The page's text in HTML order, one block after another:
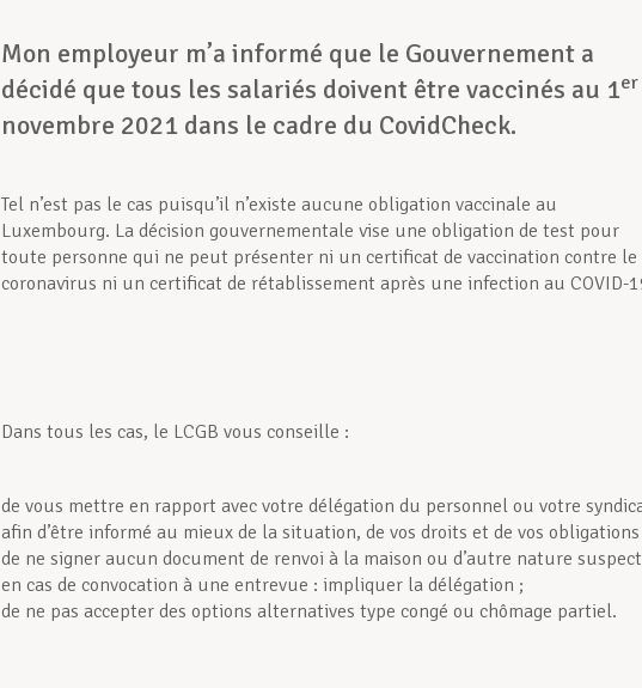
Mon employeur m’a informé que le Gouvernement a
décidé que tous les salariés doivent être vaccinés au 1er
novembre 2021 dans le cadre du CovidCheck.
Tel n’est pas le cas puisqu’il n’existe aucune obligation vaccinale au
Luxembourg. La décision gouvernementale vise une obligation de test pour
toute personne qui ne peut présenter ni un certificat de vaccination contre le
coronavirus ni un certificat de rétablissement après une infection au COVID-
Dans tous les cas, le LCGB vous conseille :
de vous mettre en rapport avec votre délé­gation du personnel ou votre
afin d’être informé au mieux de la si­tuation, de vos droits et de vos
de ne signer aucun document de renvoi à la maison ou d’autre nature
en cas de convocation à une entrevue : impliquer la délégation ;
de ne pas accepter des options alterna­tives type congé ou chômage partiel.